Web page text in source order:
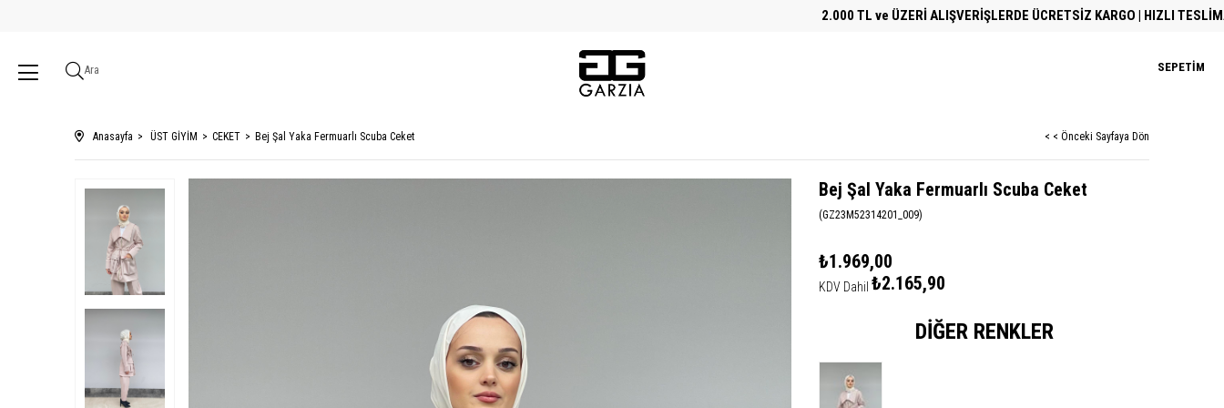
2.000 TL ve ÜZERİ ALIŞVERİŞLERDE ÜCRETSİZ KARGO | HIZLI TESLİMAT
Ara SEPETIM
Anasayfa ÜST GİYİM CEKET Bej Şal Yaka Fermuarlı Scuba Ceket < < Önceki Sayfaya Dön
Bej Şal Yaka Fermuarlı Scuba Ceket
(GZ23M52314201_009)
₺1.969,00
KDV Dahil ₺2.165,90
DIĞER RENKLER